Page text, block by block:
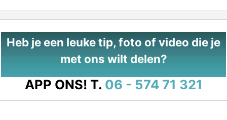
Heb je een leuke tip, foto of video die je
met ons wilt delen?
APP ONS! T. 06 - 574 71 321